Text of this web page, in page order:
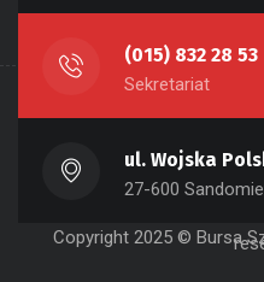
(015) 832 28 53
Sekretariat
ul. Wojska
27-600
Copyright 2025 © Bursa